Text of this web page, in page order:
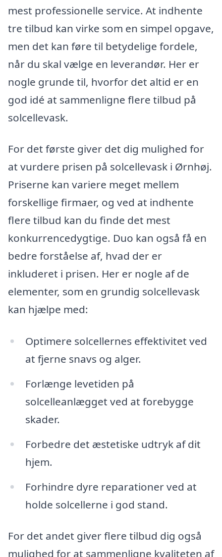
mest professionelle service. At indhente
tre tilbud kan virke som en simpel opgave,
men det kan føre til betydelige fordele,
når du skal vælge en leverandør. Her er
nogle grunde til, hvorfor det altid er en
god idé at sammenligne flere tilbud på
solcellevask.
For det første giver det dig mulighed for
at vurdere prisen på solcellevask i Ørnhøj.
Priserne kan variere meget mellem
forskellige firmaer, og ved at indhente
flere tilbud kan du finde det mest
konkurrencedygtige. Duo kan også få en
bedre forståelse af, hvad der er
inkluderet i prisen. Her er nogle af de
elementer, som en grundig solcellevask
kan hjælpe med:
Optimere solcellernes effektivitet ved
at fjerne snavs og alger.
Forlænge levetiden på
solcelleanlægget ved at forebygge
skader.
Forbedre det æstetiske udtryk af dit
hjem.
Forhindre dyre reparationer ved at
holde solcellerne i god stand.
For det andet giver flere tilbud dig også
mulighed for at sammenligne kvaliteten af